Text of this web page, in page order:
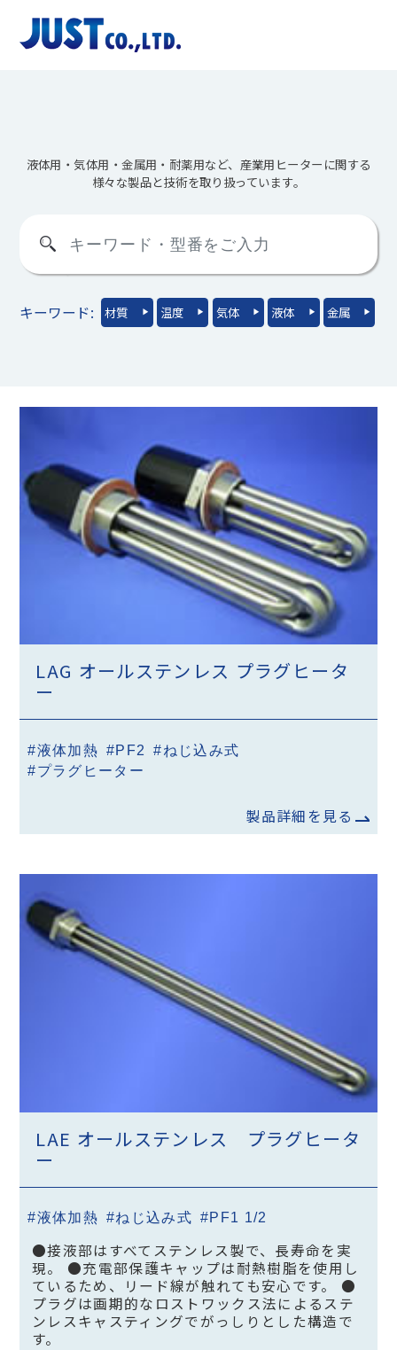
液体用・気体用・金属用・耐薬用など、産業用ヒーターに関する
様々な製品と技術を取り扱っています。
キーワード: 材質 ▶︎ 温度 ▶︎ 気体 ▶︎ 液体 ▶︎ 金属 ▶︎
LAG オールステンレス プラグヒータ
ー
#液体加熱 #PF2
#ねじ込み式
#プラグヒーター
製品詳細を見る
LAE オールステンレス プラグヒータ
ー
#液体加熱 #ねじ込み式 #PF1 1/2
●接液部はすべてステンレス製で、長寿命を実
現。 ●充電部保護キャップは耐熱樹脂を使用し
ているため、リード線が触れても安心です。 ●
プラグは画期的なロストワックス法によるステ
ンレスキャスティングでがっしりとした構造で
す。